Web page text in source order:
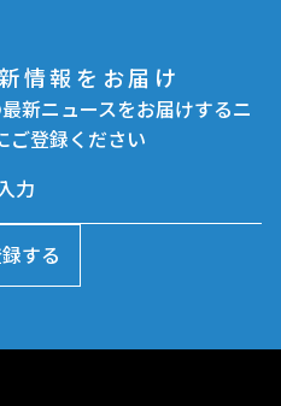
情報をお届け
新ニュースをお届けするニ
ご登録ください
する